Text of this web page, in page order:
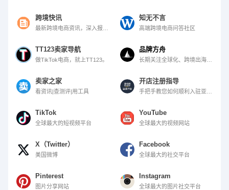
跨境快讯 知无不言
高端跨境电商问答社区
TT123卖家导航
做TikTok电商，就上TT123。
品牌方舟
卖家之家
看资讯|查测评|用工具
开店注册指导
TikTok
全球最大的短视频平台
YouTube
全球最大的视频网站
X（Twitter）
美国微博
Facebook
全球最大的社交平台
Pinterest
图片分享网站
Instagram
全球最大的图片社交平台